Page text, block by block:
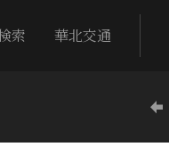
索 華北交通